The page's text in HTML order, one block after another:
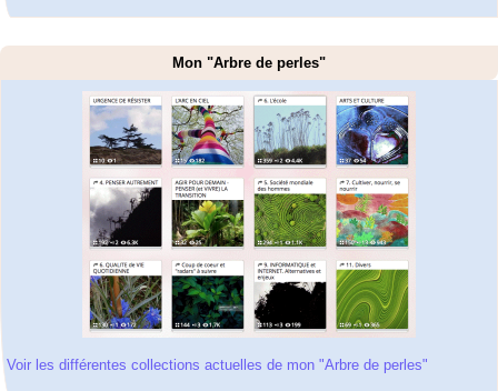
Mon "Arbre de perles"
Voir les différentes collections actuelles de mon "Arbre de perles"